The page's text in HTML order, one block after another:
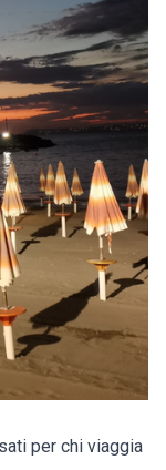
per chi viaggia